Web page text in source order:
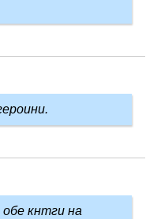
кнтги на